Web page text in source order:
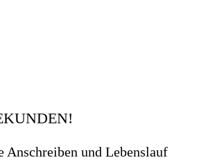
Anschreiben und Lebenslauf